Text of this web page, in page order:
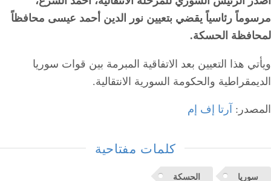
مرسوماً رئاسياً يقضي بتعيين نور الدين أحمد عيسى محافظاً
لمحافظة الحسكة.
ويأتي هذا التعيين بعد الاتفاقية المبرمة بين قوات سوريا
الديمقراطية والحكومة السورية الانتقالية.
المصدر: آرتا إف إم
كلمات مفتاحية
الحسكة سوريا